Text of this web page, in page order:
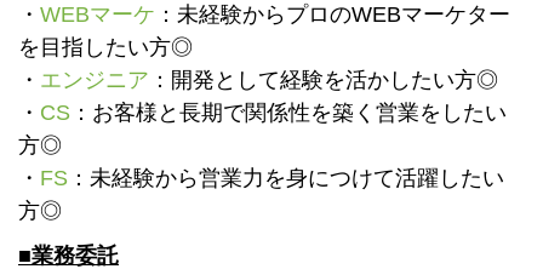
・ WEBマーケ ：未経験からプロのWEBマーケター
を目指したい方◎
・ エンジニア ：開発として経験を活かしたい方◎
・ CS ：お客様と長期で関係性を築く営業をしたい
方◎
・ FS ：未経験から営業力を身につけて活躍したい
方◎
■業務委託